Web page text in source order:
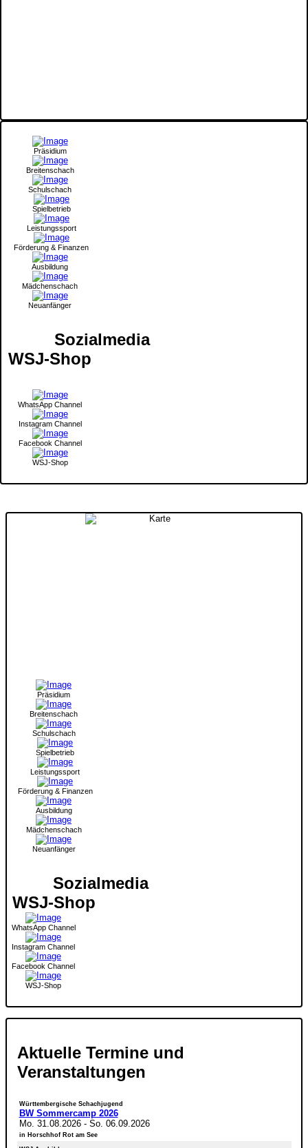
Präsidium
Breitenschach
Schulschach
Spielbetrieb
Leistungssport
Förderung & Finanzen
Ausbildung
Mädchenschach
Neuanfänger
Sozialmedia
WSJ-Shop
WhatsApp Channel
Instagram Channel
Facebook Channel
WSJ-Shop
Präsidium
Breitenschach
Schulschach
Spielbetrieb
Leistungssport
Förderung & Finanzen
Ausbildung
Mädchenschach
Neuanfänger
Sozialmedia
WSJ-Shop
WhatsApp Channel
Instagram Channel
Facebook Channel
WSJ-Shop
Aktuelle Termine und
Veranstaltungen
Württembergische Schachjugend
BW Sommercamp 2026
Mo. 31.08.2026- So. 06.09.2026
in Horschhof Rot am See